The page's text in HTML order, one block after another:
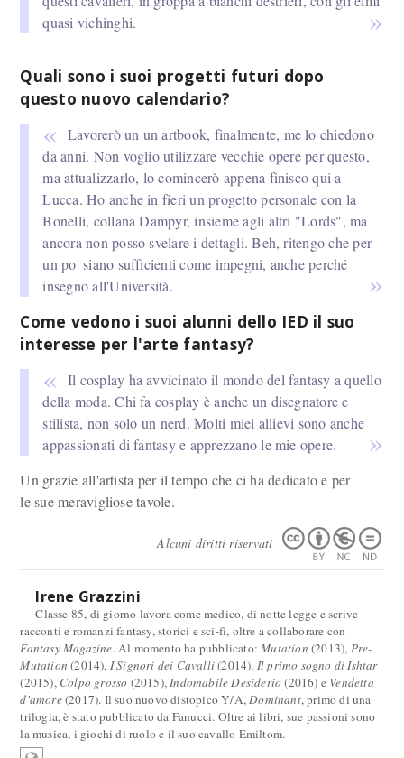
quasi vichinghi.
Quali sono i suoi progetti futuri dopo
questo nuovo calendario?
Lavorerò un un artbook, finalmente, me lo chiedono
da anni. Non voglio utilizzare vecchie opere per questo,
ma attualizzarlo, lo comincerò appena finisco qui a
Lucca. Ho anche in fieri un progetto personale con la
Bonelli, collana Dampyr, insieme agli altri "Lords", ma
ancora non posso svelare i dettagli. Beh, ritengo che per
un po' siano sufficienti come impegni, anche perché
insegno all'Università.
Come vedono i suoi alunni dello IED il suo
interesse per l'arte fantasy?
Il cosplay ha avvicinato il mondo del fantasy a quello
della moda. Chi fa cosplay è anche un disegnatore e
stilista, non solo un nerd. Molti miei allievi sono anche
appassionati di fantasy e apprezzano le mie opere.
Un grazie all'artista per il tempo che ci ha dedicato e per
le sue meravigliose tavole.
Alcuni diritti riservati
Irene Grazzini
Classe 85, di giorno lavora come medico, di notte legge e scrive
racconti e romanzi fantasy, storici e sci-fi, oltre a collaborare con
Fantasy Magazine. Al momento ha pubblicato:Mutation (2013), Pre-
Mutation (2014), I Signori dei Cavalli(2014), Il primo sogno di Ishtar
(2015), Colpo grosso (2015),Indomabile Desiderio (2016) e Vendetta
d'amore(2017). Il suo nuovo distopico Y/A,Dominant, primo di una
trilogia, è stato pubblicato da Fanucci. Oltre ai libri, sue passioni sono
la musica, i giochi di ruolo e il suo cavallo Emiltom.